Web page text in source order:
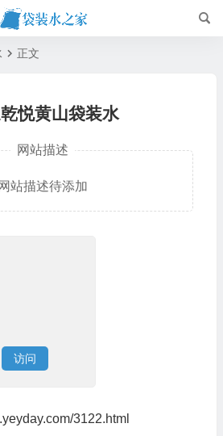
正文
悦黄山袋装水
网站描述
网站描述待添加
访问
3122.html